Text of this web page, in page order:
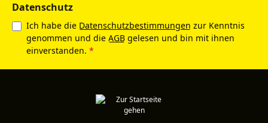
Datenschutz
Ich habe die Datenschutzbestimmungen zur Kenntnis
genommen und die AGB gelesen und bin mit ihnen
einverstanden. *